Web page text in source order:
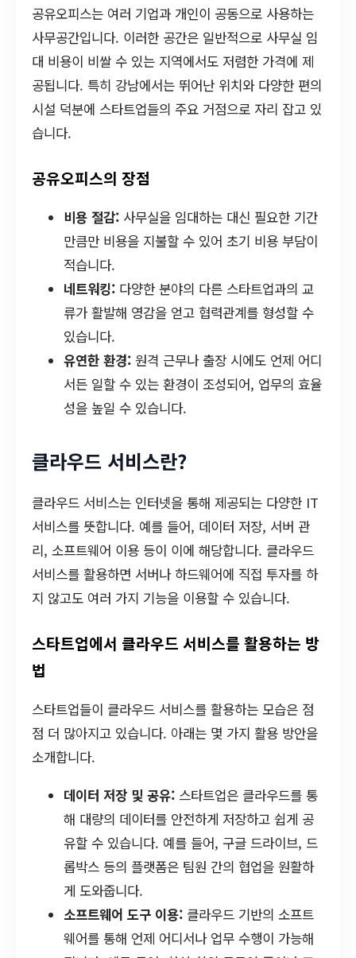
공유오피스는 여러 기업과 개인이 공동으로 사용하는
사무공간입니다. 이러한 공간은 일반적으로 사무실 임
대 비용이 비쌀 수 있는 지역에서도 저렴한 가격에 제
공됩니다. 특히 강남에서는 뛰어난 위치와 다양한 편의
시설 덕분에 스타트업들의 주요 거점으로 자리 잡고 있
습니다.
공유오피스의 장점
비용 절감: 사무실을 임대하는 대신 필요한 기간
만큼만 비용을 지불할 수 있어 초기 비용 부담이
적습니다.
네트워킹: 다양한 분야의 다른 스타트업과의 교
류가 활발해 영감을 얻고 협력관계를 형성할 수
있습니다.
유연한 환경: 원격 근무나 출장 시에도 언제 어디
서든 일할 수 있는 환경이 조성되어, 업무의 효율
성을 높일 수 있습니다.
클라우드 서비스란?
클라우드 서비스는 인터넷을 통해 제공되는 다양한 IT
서비스를 뜻합니다. 예를 들어, 데이터 저장, 서버 관
리, 소프트웨어 이용 등이 이에 해당합니다. 클라우드
서비스를 활용하면 서버나 하드웨어에 직접 투자를 하
지 않고도 여러 가지 기능을 이용할 수 있습니다.
스타트업에서 클라우드 서비스를 활용하는 방
법
스타트업들이 클라우드 서비스를 활용하는 모습은 점
점 더 많아지고 있습니다. 아래는 몇 가지 활용 방안을
소개합니다.
데이터 저장 및 공유: 스타트업은 클라우드를 통
해 대량의 데이터를 안전하게 저장하고 쉽게 공
유할 수 있습니다. 예를 들어, 구글 드라이브, 드
롭박스 등의 플랫폼은 팀원 간의 협업을 원활하
게 도와줍니다.
소프트웨어 도구 이용: 클라우드 기반의 소프트
웨어를 통해 언제 어디서나 업무 수행이 가능해